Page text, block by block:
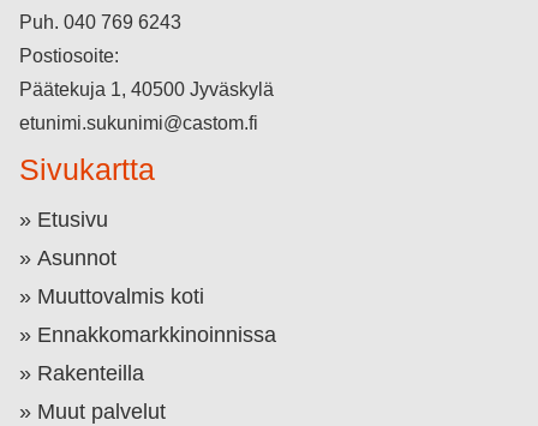
Puh. 040 769 6243
Postiosoite:
Päätekuja 1, 40500 Jyväskylä
etunimi.sukunimi@castom.fi
Sivukartta
Etusivu
Asunnot
Muuttovalmis koti
Ennakkomarkkinoinnissa
Rakenteilla
Muut palvelut